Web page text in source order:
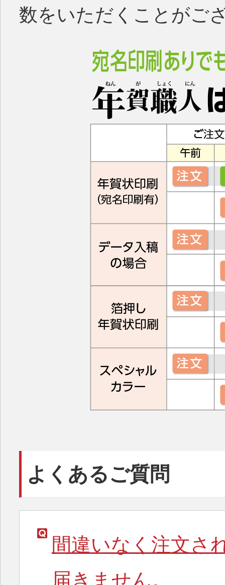
数をいただくことがご
よくあるご質問
間違いなく注文さ
届きません。